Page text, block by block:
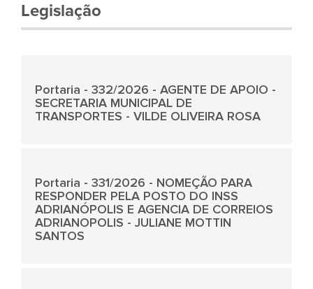
Legislação
Portaria - 332/2026 - AGENTE DE APOIO -
SECRETARIA MUNICIPAL DE
TRANSPORTES - VILDE OLIVEIRA ROSA
Portaria - 331/2026 - NOMEÇÃO PARA
RESPONDER PELA POSTO DO INSS
ADRIANÓPOLIS E AGENCIA DE CORREIOS
ADRIANOPOLIS - JULIANE MOTTIN
SANTOS